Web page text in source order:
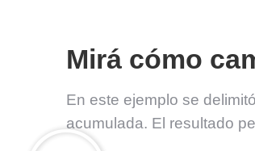
Mirá cómo
En este ejemplo se
acumulada. El resultado